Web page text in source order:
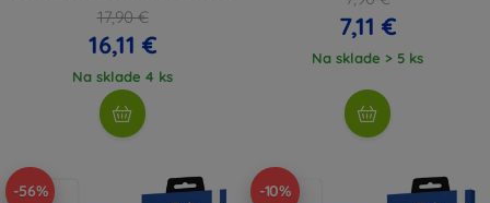
17,90 €
16,11 €
Na sklade 4 ks
7,11 €
Na sklade > 5 ks
-56% -10%